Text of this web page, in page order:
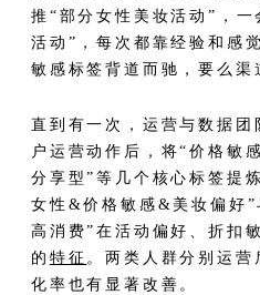
推“部分女性美妆活动”，
活动”，每次都靠经验和感
敏感标签背道而驰，要么渠
直到有一次，运营与数据团
户运营动作后，将“价格敏
分享型”等几个核心标签提
女性&价格敏感&美妆偏好
高消费”在活动偏好、折扣
的 特征 。两类人群分别运营
化率也有显著改善。